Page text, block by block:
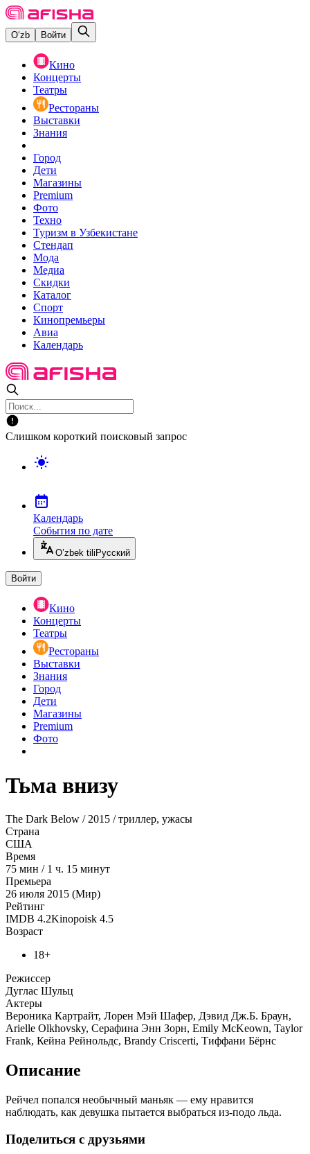
O‘zb Войти
Кино
Концерты
Театры
Рестораны
Выставки
Знания
Город
Дети
Магазины
Premium
Фото
Техно
Туризм в Узбекистане
Стендап
Мода
Медиа
Скидки
Каталог
Спорт
Кинопремьеры
Авиа
Календарь
Слишком короткий поисковый запрос
Календарь
События по дате
O’zbek tili Русский
Войти
Кино
Концерты
Театры
Рестораны
Выставки
Знания
Город
Дети
Магазины
Premium
Фото
Тьма внизу
The Dark Below / 2015 / триллер, ужасы
Страна
США
Время
75 мин / 1 ч. 15 минут
Премьера
26 июля 2015 (Мир)
Рейтинг
IMDB 4.2Kinopoisk 4.5
Возраст
18+
Режиссер
Дуглас Шульц
Актеры
Вероника Картрайт, Лорен Мэй Шафер, Дэвид Дж.Б. Браун,
Arielle Olkhovsky, Серафина Энн Зорн, Emily McKeown, Taylor
Frank, Кейна Рейнольдс, Brandy Criscerti, Тиффани Бёрнс
Описание
Рейчел попался необычный маньяк — ему нравится
наблюдать, как девушка пытается выбраться из-подо льда.
Поделиться с друзьями